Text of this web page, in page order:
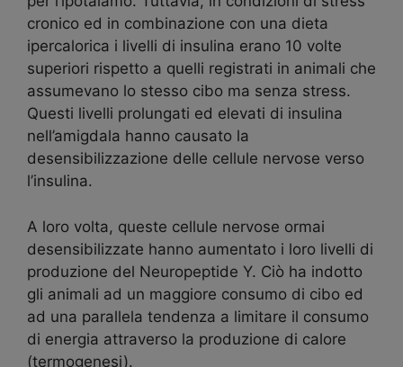
cronico ed in combinazione con una dieta
ipercalorica i livelli di insulina erano 10 volte
superiori rispetto a quelli registrati in animali che
assumevano lo stesso cibo ma senza stress.
Questi livelli prolungati ed elevati di insulina
nell’amigdala hanno causato la
desensibilizzazione delle cellule nervose verso
l’insulina.
A loro volta, queste cellule nervose ormai
desensibilizzate hanno aumentato i loro livelli di
produzione del Neuropeptide Y. Ciò ha indotto
gli animali ad un maggiore consumo di cibo ed
ad una parallela tendenza a limitare il consumo
di energia attraverso la produzione di calore
(termogenesi).